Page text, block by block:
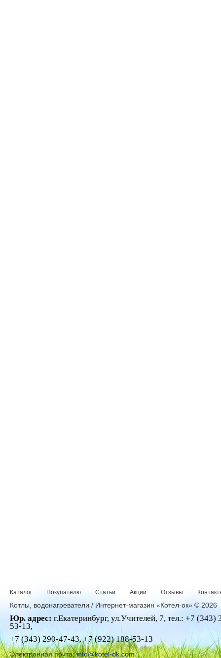
Каталог : Покупателю : Статьи : Акции : Отзывы :
Котлы, водонагреватели / Интернет-магазин «Котел-ок» © 2026
Юр. адрес: г.Екатеринбург, ул.Учителей, 7, тел.: +7 (343)
53-13,
+7 (343) 290-47-43, +7 (922) 188-53-13
Электронная почта:info@kotel-ok.com